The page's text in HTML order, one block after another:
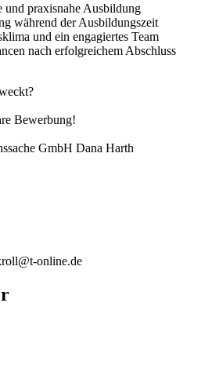
und praxisnahe Ausbildung
während der Ausbildungszeit
und ein engagiertes Team
nach erfolgreichem Abschluss
Bewerbung!
GmbH Dana Harth
online.de